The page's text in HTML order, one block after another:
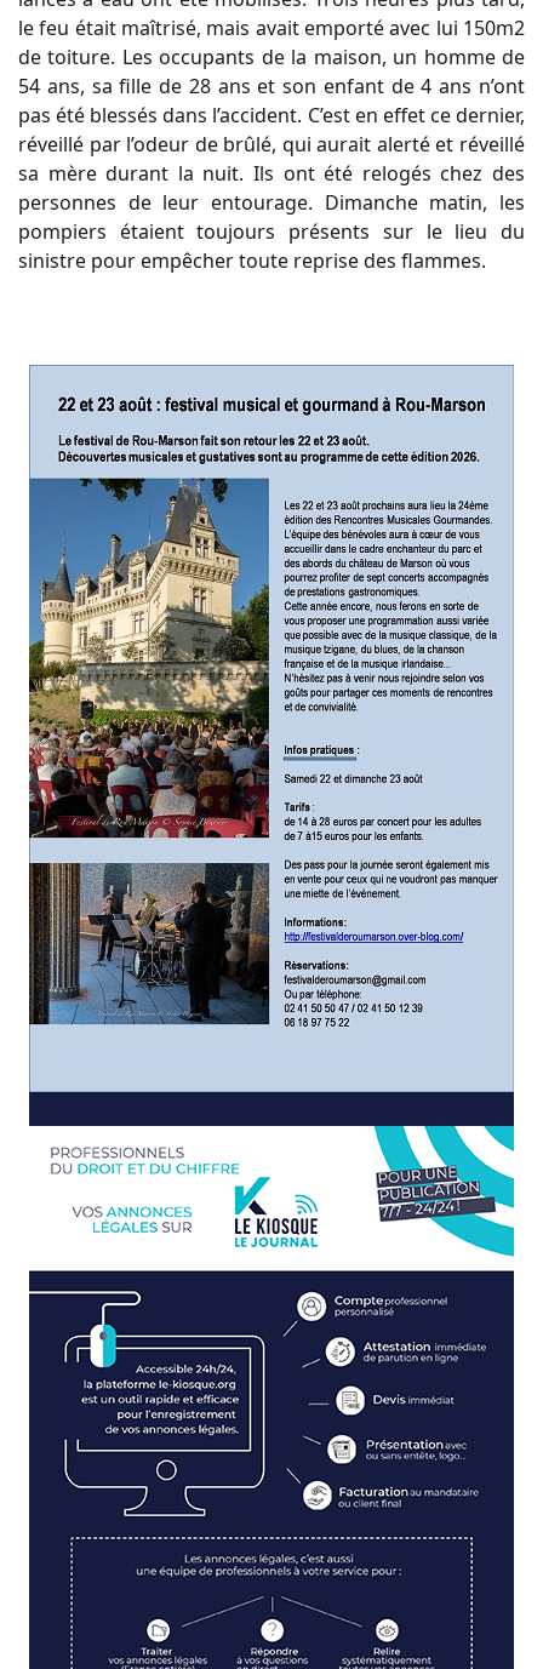
le feu était maîtrisé, mais avait emporté avec lui 150m2
de toiture. Les occupants de la maison, un homme de
54 ans, sa fille de 28 ans et son enfant de 4 ans n’ont
pas été blessés dans l’accident. C’est en effet ce dernier,
réveillé par l’odeur de brûlé, qui aurait alerté et réveillé
sa mère durant la nuit. Ils ont été relogés chez des
personnes de leur entourage. Dimanche matin, les
pompiers étaient toujours présents sur le lieu du
sinistre pour empêcher toute reprise des flammes.